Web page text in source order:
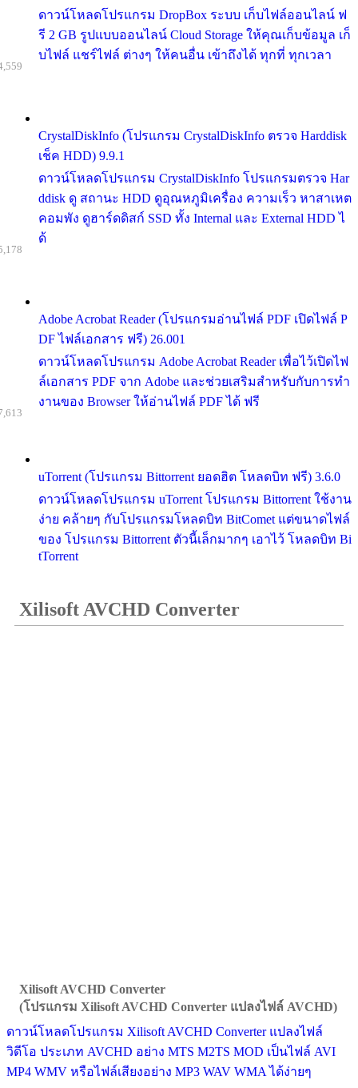
ดาวน์โหลดโปรแกรม DropBox ระบบ เก็บไฟล์ออนไลน์ ฟ
รี 2 GB รูปแบบออนไลน์ Cloud Storage ให้คุณเก็บข้อมูล เก็
บไฟล์ แชร์ไฟล์ ต่างๆ ให้คนอื่น เข้าถึงได้ ทุกที่ ทุกเวลา
CrystalDiskInfo (โปรแกรม CrystalDiskInfo ตรวจ Harddisk
เช็ค HDD) 9.9.1
ดาวน์โหลดโปรแกรม CrystalDiskInfo โปรแกรมตรวจ Har
ddisk ดู สถานะ HDD ดูอุณหภูมิเครื่อง ความเร็ว หาสาเหต
คอมพัง ดูฮาร์ดดิสก์ SSD ทั้ง Internal และ External HDD ไ
ด้
Adobe Acrobat Reader (โปรแกรมอ่านไฟล์ PDF เปิดไฟล์ P
DF ไฟล์เอกสาร ฟรี) 26.001
ดาวน์โหลดโปรแกรม Adobe Acrobat Reader เพื่อไว้เปิดไฟ
ล์เอกสาร PDF จาก Adobe และช่วยเสริมสำหรับกับการทำ
งานของ Browser ให้อ่านไฟล์ PDF ได้ ฟรี
uTorrent (โปรแกรม Bittorrent ยอดฮิต โหลดบิท ฟรี) 3.6.0
ดาวน์โหลดโปรแกรม uTorrent โปรแกรม Bittorrent ใช้งาน
ง่าย คล้ายๆ กับโปรแกรมโหลดบิท BitComet แต่ขนาดไฟล์
ของ โปรแกรม Bittorrent ตัวนี้เล็กมากๆ เอาไว้ โหลดบิท Bi
tTorrent
Xilisoft AVCHD Converter
Xilisoft AVCHD Converter
(โปรแกรม Xilisoft AVCHD Converter แปลงไฟล์ AVCHD)
ดาวน์โหลดโปรแกรม Xilisoft AVCHD Converter แปลงไฟล์
วิดีโอ ประเภท AVCHD อย่าง MTS M2TS MOD เป็นไฟล์ AVI
MP4 WMV หรือไฟล์เสียงอย่าง MP3 WAV WMA ได้ง่ายๆ